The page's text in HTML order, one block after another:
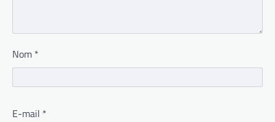
Nom *
E-mail *